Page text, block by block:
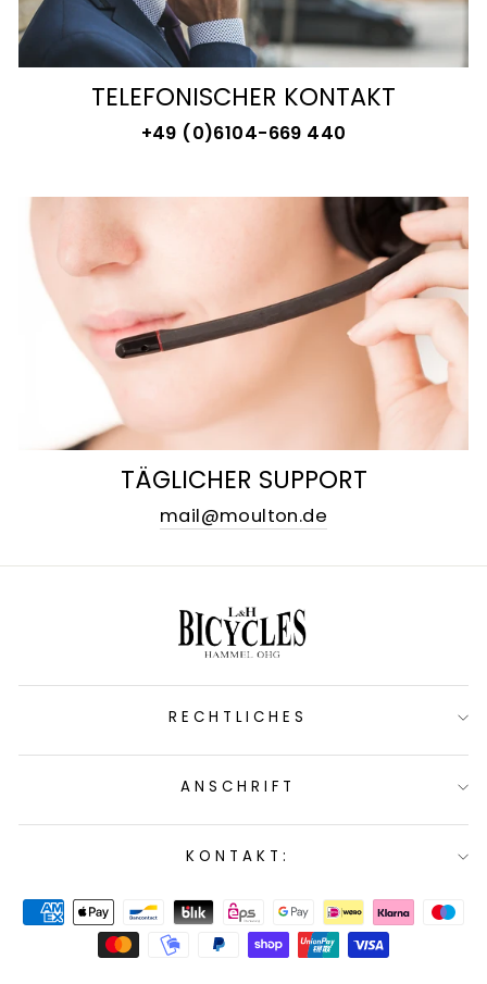
TELEFONISCHER KONTAKT
+49 (0)6104-669 440
TÄGLICHER SUPPORT
mail@moulton.de
RECHTLICHES
ANSCHRIFT
KONTAKT: